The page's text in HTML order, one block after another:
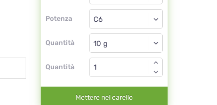
Potenza
Globuli
C6
Quantità
Globuli
Quantità
Mettere nel carello